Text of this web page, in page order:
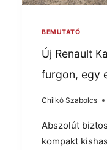
BEMUTATÓ
Új Renault
furgon, egy
Chilkó Szabolcs
Abszolút
kompakt